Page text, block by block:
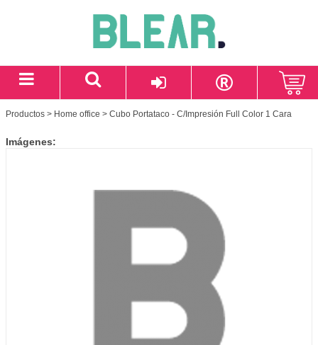
Productos > Home office > Cubo Portataco - C/Impresión Full Color 1 Cara
Imágenes: